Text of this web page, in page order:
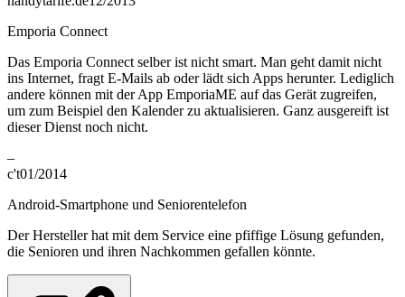
Emporia Connect
Das Emporia Connect selber ist nicht smart. Man geht damit nicht
ins Internet, fragt E-Mails ab oder lädt sich Apps herunter. Lediglich
andere können mit der App EmporiaME auf das Gerät zugreifen,
um zum Beispiel den Kalender zu aktualisieren. Ganz ausgereift ist
dieser Dienst noch nicht.
–
c't01/2014
Android-Smartphone und Seniorentelefon
Der Hersteller hat mit dem Service eine pfiffige Lösung gefunden,
die Senioren und ihren Nachkommen gefallen könnte.